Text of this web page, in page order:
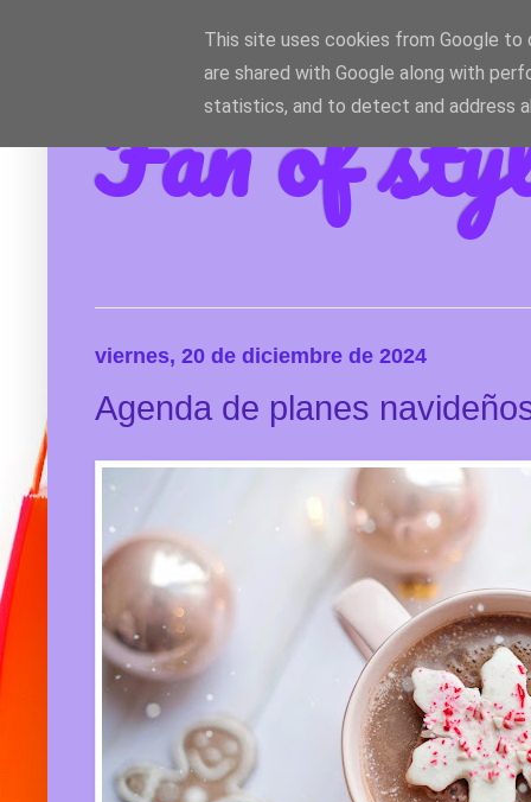
Fan of
viernes, 20 de diciembre de 2024
Agenda de planes
This site uses cookies from Google to
are shared with Google along with
statistics, and to detect and address